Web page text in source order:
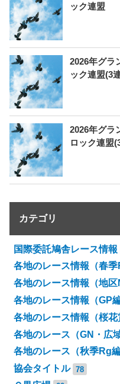
ック連盟
2026年グラ
ック連盟(3
2026年グラ
ロック連盟
カテゴリ
国際委託鳩舎レース情報
各地のレース情報（春季
各地のレース情報（地区
各地のレース情報（GP編
各地のレース情報（桜花
各地のレース（GN・広域
各地のレース（秋季Rg編
協会タイトル 78